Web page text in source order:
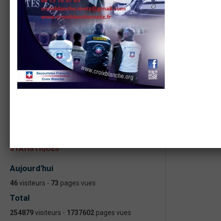
ACTUALITÉS
ASSEMBLEE GENERALE 2023
Formation continue formateur PSC - PAE
ASSEMBLÉE GÉNÉRALE 2022
STATISTIQUES
Aujourd'hui
46visiteurs - 73 pages vues
Total
254879visiteurs - 1737602 pages vues